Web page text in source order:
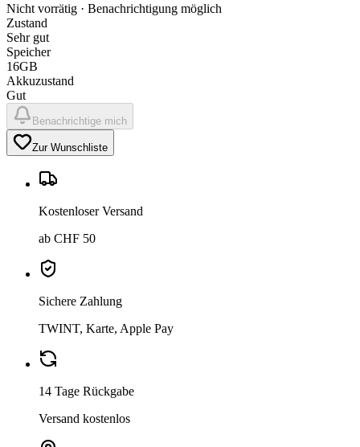
Nicht vorrätig · Benachrichtigung möglich
Zustand
Sehr gut
Speicher
16GB
Akkuzustand
Gut
Benachrichtige mich
Zur Wunschliste
Kostenloser Versand
ab CHF 50
Sichere Zahlung
TWINT, Karte, Apple Pay
14 Tage Rückgabe
Versand kostenlos